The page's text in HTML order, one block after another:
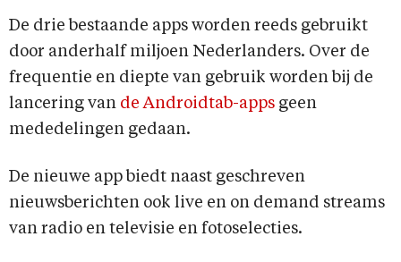
De drie bestaande apps worden reeds gebruikt
door anderhalf miljoen Nederlanders. Over de
frequentie en diepte van gebruik worden bij de
lancering van de Androidtab-apps geen
mededelingen gedaan.
De nieuwe app biedt naast geschreven
nieuwsberichten ook live en on demand streams
van radio en televisie en fotoselecties.